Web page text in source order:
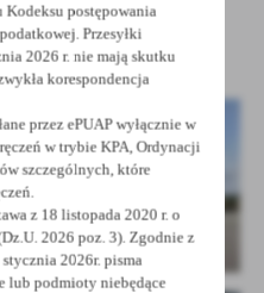
postępowania
Przesyłki
2026 r. nie mają skutku
korespondencja
przez ePUAP wyłącznie w
w trybie KPA, Ordynacji
szczególnych, które
z 18 listopada 2020 r. o
2026 poz. 3). Zgodnie z
2026r. pisma
lub podmioty niebędące